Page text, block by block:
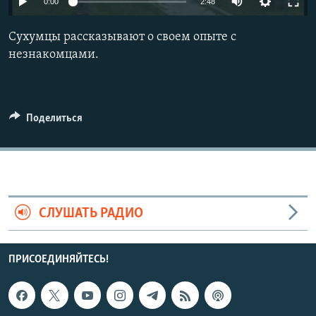
МИР
ГОЛОСА
0:00 2:48
Сухумцы рассказывают о своем опыте с
незнакомцами.
Поделиться
СЛУШАТЬ РАДИО
ПРИСОЕДИНЯЙТЕСЬ!